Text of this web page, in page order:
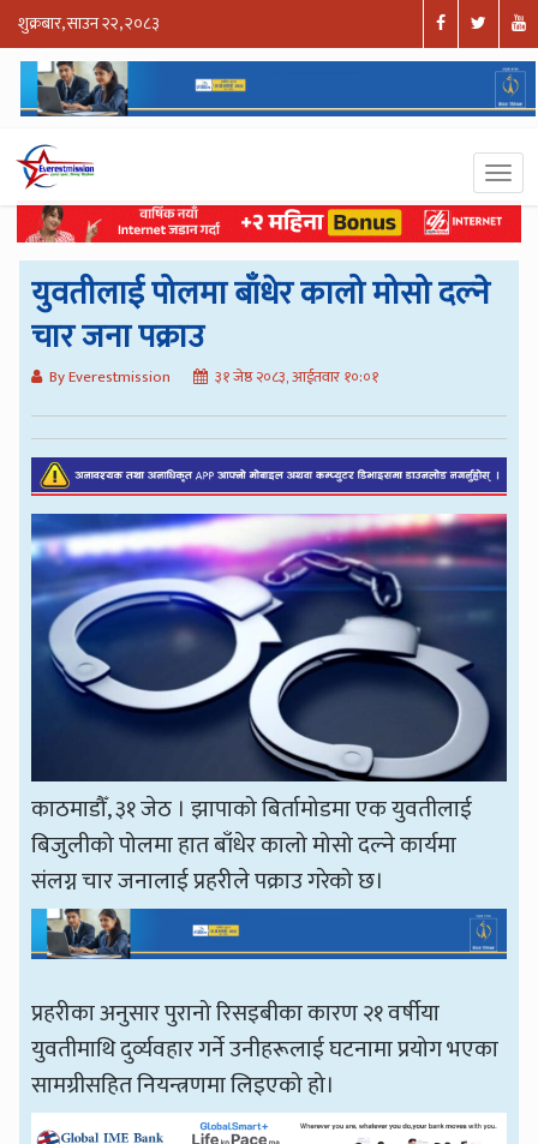
शुक्रबार, साउन २२, २०८३
युवतीलाई पोलमा बाँधेर कालो मोसो दल्ने
चार जना पक्राउ
By Everestmission ३१ जेष्ठ २०८३, आईतवार १०:०१
काठमाडौँ, ३१ जेठ । झापाको बिर्तामोडमा एक युवतीलाई
बिजुलीको पोलमा हात बाँधेर कालो मोसो दल्ने कार्यमा
संलग्न चार जनालाई प्रहरीले पक्राउ गरेको छ।
प्रहरीका अनुसार पुरानो रिसइबीका कारण २१ वर्षीया
युवतीमाथि दुर्व्यवहार गर्ने उनीहरूलाई घटनामा प्रयोग भएका
सामग्रीसहित नियन्त्रणमा लिइएको हो।